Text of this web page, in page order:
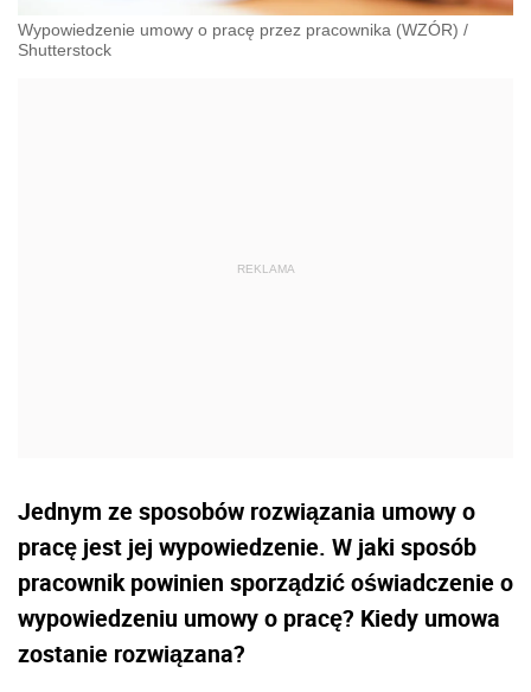
Wypowiedzenie umowy o pracę przez pracownika (WZÓR) /
Shutterstock
Jednym ze sposobów rozwiązania umowy o
pracę jest jej wypowiedzenie. W jaki sposób
pracownik powinien sporządzić oświadczenie o
wypowiedzeniu umowy o pracę? Kiedy umowa
zostanie rozwiązana?